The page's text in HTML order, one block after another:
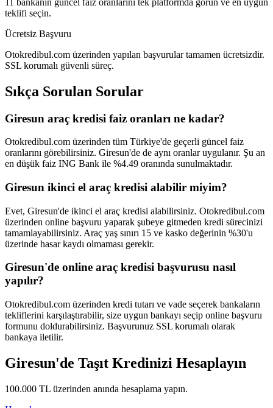
teklifi seçin.
Ücretsiz Başvuru
Otokredibul.com üzerinden yapılan başvurular tamamen ücretsizdir.
SSL korumalı güvenli süreç.
Sıkça Sorulan Sorular
Giresun araç kredisi faiz oranları ne kadar?
Otokredibul.com üzerinden tüm Türkiye'de geçerli güncel faiz
oranlarını görebilirsiniz. Giresun'de de aynı oranlar uygulanır. Şu an
en düşük faiz ING Bank ile %4.49 oranında sunulmaktadır.
Giresun ikinci el araç kredisi alabilir miyim?
Evet, Giresun'de ikinci el araç kredisi alabilirsiniz. Otokredibul.com
üzerinden online başvuru yaparak şubeye gitmeden kredi sürecinizi
tamamlayabilirsiniz. Araç yaş sınırı 15 ve kasko değerinin %30'u
üzerinde hasar kaydı olmaması gerekir.
Giresun'de online araç kredisi başvurusu nasıl
yapılır?
Otokredibul.com üzerinden kredi tutarı ve vade seçerek bankaların
tekliflerini karşılaştırabilir, size uygun bankayı seçip online başvuru
formunu doldurabilirsiniz. Başvurunuz SSL korumalı olarak
bankaya iletilir.
Giresun'de Taşıt Kredinizi Hesaplayın
100.000 TL üzerinden anında hesaplama yapın.